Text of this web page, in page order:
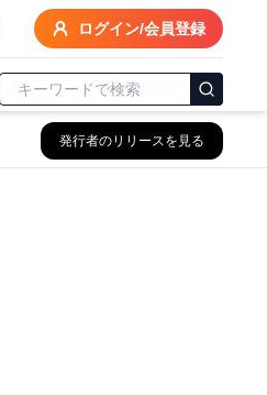
ログイン/会員登録
発行者のリリースを見る